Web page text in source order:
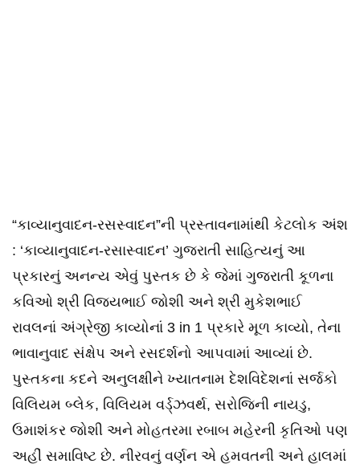
“કાવ્યાનુવાદન-રસસ્વાદન”ની પ્રસ્તાવનામાંથી કેટલોક અંશ
: ‘કાવ્યાનુવાદન-રસાસ્વાદન’ ગુજરાતી સાહિત્યનું આ
પ્રકારનું અનન્ય એવું પુસ્તક છે કે જેમાં ગુજરાતી કૂળના
કવિઓ શ્રી વિજયભાઈ જોશી અને શ્રી મુકેશભાઈ
રાવલનાં અંગ્રેજી કાવ્યોનાં 3 in 1 પ્રકારે મૂળ કાવ્યો, તેના
ભાવાનુવાદ સંક્ષેપ અને રસદર્શનો આપવામાં આવ્યાં છે.
પુસ્તકના કદને અનુલક્ષીને ખ્યાતનામ દેશવિદેશનાં સર્જકો
વિલિયમ બ્લેક, વિલિયમ વર્ડ્ઝવર્થ, સરોજિની નાયડુ,
ઉમાશંકર જોશી અને મોહતરમા રબાબ મહેરની કૃતિઓ પણ
અહીં સમાવિષ્ટ છે. નીરવનું વર્ણન એ હમવતની અને હાલમાં